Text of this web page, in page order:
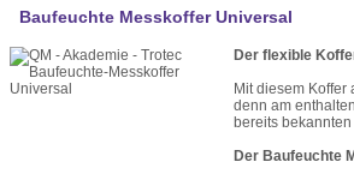
Baufeuchte Messkoffer Universal
Der flexible
Mit diesem
denn am
bereits
Der Baufeuchte